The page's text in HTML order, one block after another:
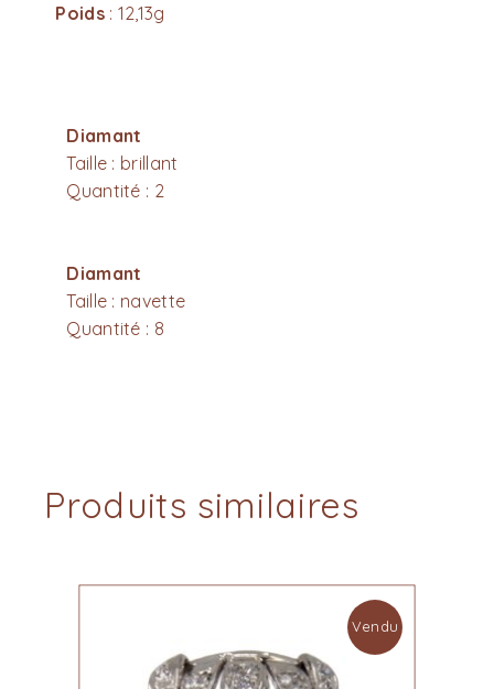
Poids: 12,13g
Diamant
Taille : brillant
Quantité : 2
Diamant
Taille : navette
Quantité : 8
Produits similaires
Vendu